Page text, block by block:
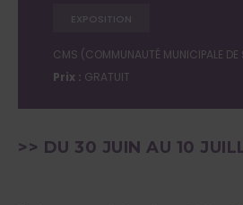
EXPOSITION
CMS (COMMUNAUTÉ MUNICIPALE DE
Prix : GRATUIT
>> DU 30 JUIN AU 10